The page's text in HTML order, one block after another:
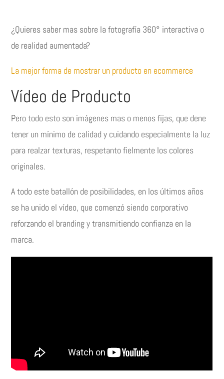
¿Quieres saber mas sobre la fotografía 360° interactiva o
de realidad aumentada?
La mejor forma de mostrar un producto en ecommerce
Vídeo de Producto
Pero todo esto son imágenes mas o menos fijas, que dene
tener un mínimo de calidad y cuidando especialmente la luz
para realzar texturas, respetanto fielmente los colores
originales.
A todo este batallón de posibilidades, en los últimos años
se ha unido el vídeo, que comenzó siendo corporativo
reforzando el branding y transmitiendo confianza en la
marca.